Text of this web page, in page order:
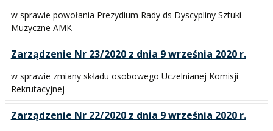
w sprawie powołania Prezydium Rady ds Dyscypliny Sztuki
Muzyczne AMK
Zarządzenie Nr 23/2020 z dnia 9 września 2020 r.
w sprawie zmiany składu osobowego Uczelnianej Komisji
Rekrutacyjnej
Zarządzenie Nr 22/2020 z dnia 9 września 2020 r.